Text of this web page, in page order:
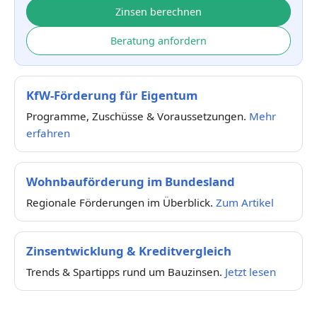
Zinsen berechnen
Beratung anfordern
KfW-Förderung für Eigentum
Programme, Zuschüsse & Voraussetzungen. Mehr
erfahren
Wohnbauförderung im Bundesland
Regionale Förderungen im Überblick. Zum Artikel
Zinsentwicklung & Kreditvergleich
Trends & Spartipps rund um Bauzinsen. Jetzt lesen